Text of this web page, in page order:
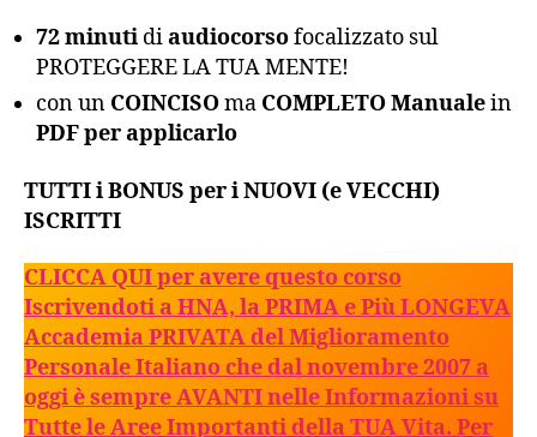
72 minuti diaudiocorsofocalizzato sul
PROTEGGERE LA TUA MENTE!
con un COINCISOma COMPLETOManualein
PDF per applicarlo
TUTTI i BONUS per i NUOVI (e VECCHI)
ISCRITTI
CLICCA QUI per avere questo corso
Iscrivendoti a HNA, la PRIMA e Più LONGEVA
Accademia PRIVATA del Miglioramento
Personale Italiano che dal novembre 2007 a
oggi è sempre AVANTI nelle Informazioni su
Tutte le Aree Importanti della TUA Vita. Per